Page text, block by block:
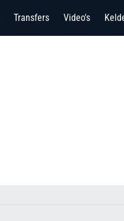
Transfers Video's